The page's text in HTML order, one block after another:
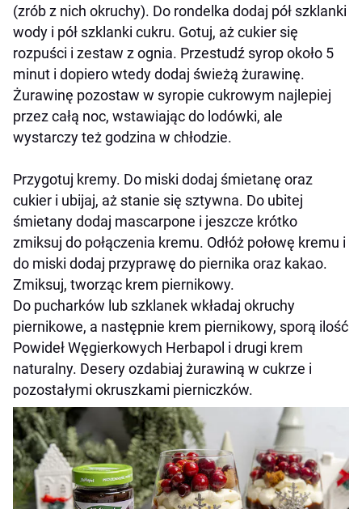
(zrób z nich okruchy). Do rondelka dodaj pół szklanki
wody i pół szklanki cukru. Gotuj, aż cukier się
rozpuści i zestaw z ognia. Przestudź syrop około 5
minut i dopiero wtedy dodaj świeżą żurawinę.
Żurawinę pozostaw w syropie cukrowym najlepiej
przez całą noc, wstawiając do lodówki, ale
wystarczy też godzina w chłodzie.
Przygotuj kremy. Do miski dodaj śmietanę oraz
cukier i ubijaj, aż stanie się sztywna. Do ubitej
śmietany dodaj mascarpone i jeszcze krótko
zmiksuj do połączenia kremu. Odłóż połowę kremu i
do miski dodaj przyprawę do piernika oraz kakao.
Zmiksuj, tworząc krem piernikowy.
Do pucharków lub szklanek wkładaj okruchy
piernikowe, a następnie krem piernikowy, sporą ilość
Powideł Węgierkowych Herbapol i drugi krem
naturalny. Desery ozdabiaj żurawiną w cukrze i
pozostałymi okruszkami pierniczków.